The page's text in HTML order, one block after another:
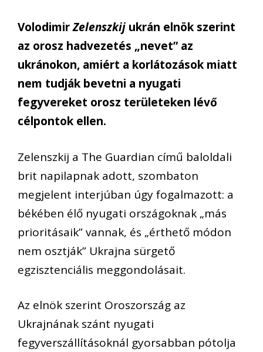
VolodimirZelenszkij ukrán elnök szerint
az orosz hadvezetés „nevet” az
ukránokon, amiért a korlátozások miatt
nem tudják bevetni a nyugati
fegyvereket orosz területeken lévő
célpontok ellen.
Zelenszkij a The Guardian című baloldali
brit napilapnak adott, szombaton
megjelent interjúban úgy fogalmazott: a
békében élő nyugati országoknak „más
prioritásaik” vannak, és „érthető módon
nem osztják” Ukrajna sürgető
egzisztenciális meggondolásait.
Az elnök szerint Oroszország az
Ukrajnának szánt nyugati
fegyverszállításoknál gyorsabban pótolja